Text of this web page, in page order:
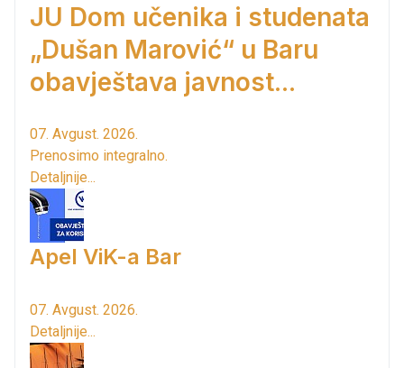
JU Dom učenika i studenata
„Dušan Marović“ u Baru
obavještava javnost...
07. Avgust. 2026.
Prenosimo integralno.
Detaljnije...
Apel ViK-a Bar
07. Avgust. 2026.
Detaljnije...